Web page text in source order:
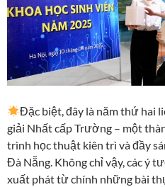
Đặc biệt, đây là năm thứ hai
giải Nhất cấp Trường – một
trình học thuật kiên trì và đầy
Đà Nẵng. Không chỉ vậy, các ý
xuất phát từ chính những bài